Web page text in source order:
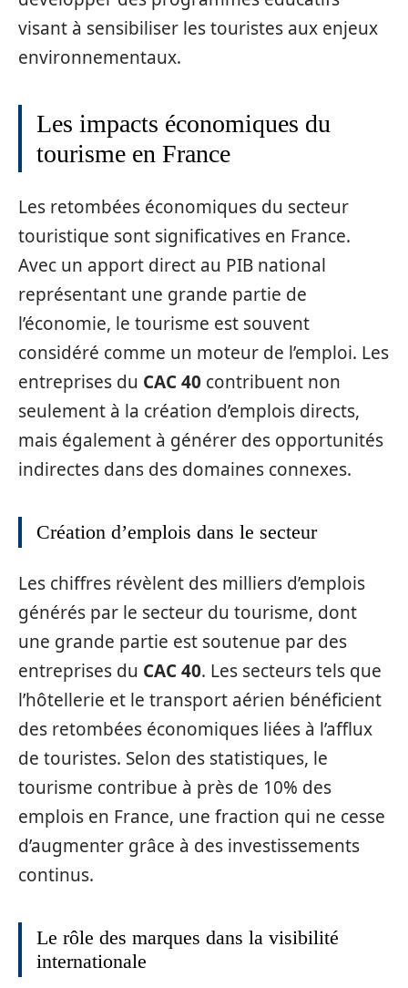
visant à sensibiliser les touristes aux enjeux
environnementaux.
Les impacts économiques du
tourisme en France
Les retombées économiques du secteur
touristique sont significatives en France.
Avec un apport direct au PIB national
représentant une grande partie de
l’économie, le tourisme est souvent
considéré comme un moteur de l’emploi. Les
entreprises du CAC 40 contribuent non
seulement à la création d’emplois directs,
mais également à générer des opportunités
indirectes dans des domaines connexes.
Création d’emplois dans le secteur
Les chiffres révèlent des milliers d’emplois
générés par le secteur du tourisme, dont
une grande partie est soutenue par des
entreprises du CAC 40. Les secteurs tels que
l’hôtellerie et le transport aérien bénéficient
des retombées économiques liées à l’afflux
de touristes. Selon des statistiques, le
tourisme contribue à près de 10% des
emplois en France, une fraction qui ne cesse
d’augmenter grâce à des investissements
continus.
Le rôle des marques dans la visibilité
internationale